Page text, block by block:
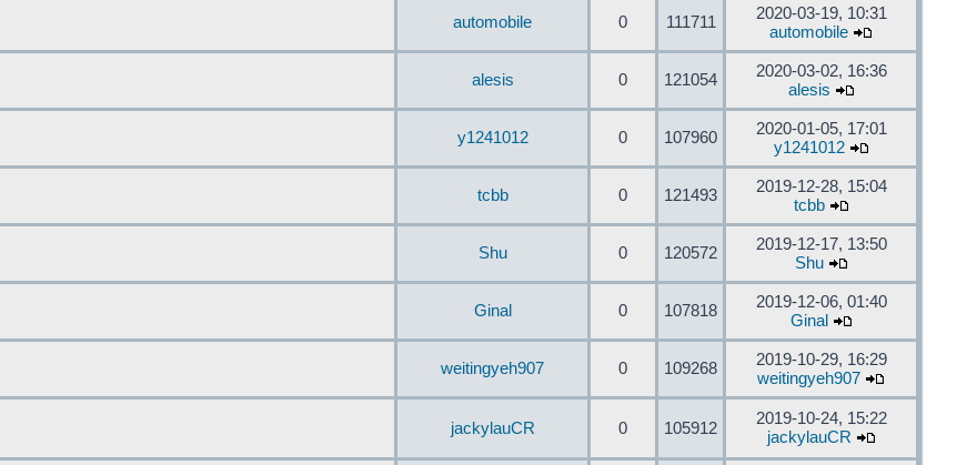
automobile 0 111711
2020-03-19, 10:31
automobile
alesis 0 121054
2020-03-02, 16:36
alesis
y1241012 0 107960
2020-01-05, 17:01
y1241012
tcbb 0 121493
2019-12-28, 15:04
tcbb
Shu 0 120572
2019-12-17, 13:50
Shu
Ginal 0 107818
2019-12-06, 01:40
Ginal
weitingyeh907 0 109268
2019-10-29, 16:29
weitingyeh907
jackylauCR 0 105912
2019-10-24, 15:22
jackylauCR